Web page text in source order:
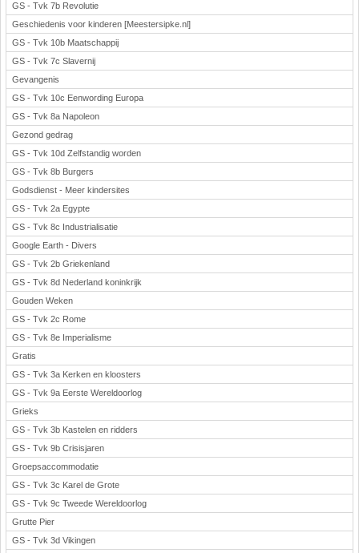
GS - Tvk 7b Revolutie
Geschiedenis voor kinderen [Meestersipke.nl]
GS - Tvk 10b Maatschappij
GS - Tvk 7c Slavernij
Gevangenis
GS - Tvk 10c Eenwording Europa
GS - Tvk 8a Napoleon
Gezond gedrag
GS - Tvk 10d Zelfstandig worden
GS - Tvk 8b Burgers
Godsdienst - Meer kindersites
GS - Tvk 2a Egypte
GS - Tvk 8c Industrialisatie
Google Earth - Divers
GS - Tvk 2b Griekenland
GS - Tvk 8d Nederland koninkrijk
Gouden Weken
GS - Tvk 2c Rome
GS - Tvk 8e Imperialisme
Gratis
GS - Tvk 3a Kerken en kloosters
GS - Tvk 9a Eerste Wereldoorlog
Grieks
GS - Tvk 3b Kastelen en ridders
GS - Tvk 9b Crisisjaren
Groepsaccommodatie
GS - Tvk 3c Karel de Grote
GS - Tvk 9c Tweede Wereldoorlog
Grutte Pier
GS - Tvk 3d Vikingen